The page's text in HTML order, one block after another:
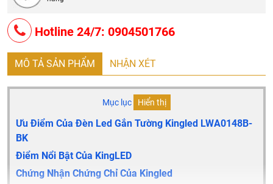
Hotline 24/7: 0904501766
MÔ TẢ SẢN PHẨM NHẬN XÉT
Mục lục Hiển thị
Ưu Điểm Của Đèn Led Gắn Tường Kingled LWA0148B-
BK
Điểm Nổi Bật Của KingLED
Chứng Nhận Chứng Chỉ Của Kingled